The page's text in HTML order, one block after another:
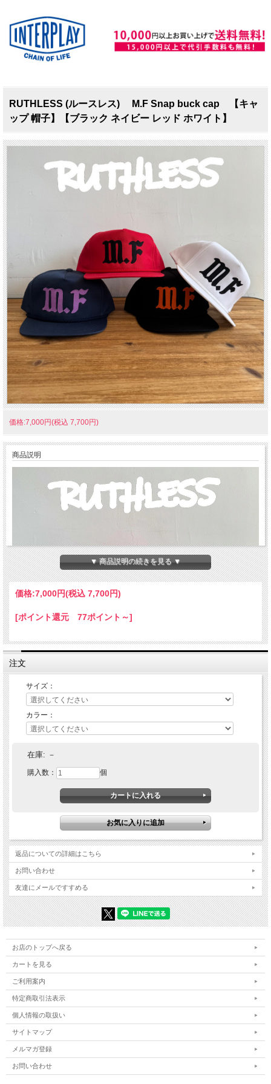
RUTHLESS (ルースレス) M.F Snap buck cap 【キャ
ップ 帽子】【ブラック ネイビー レッド ホワイト】
価格:7,000円(税込 7,700円)
商品説明
RUTHLESS (ルースレス)
M.F Snap buck cap
▼ 商品説明の続きを見る ▼
価格:7,000円(税込 7,700円)
[ポイント還元 77ポイント～]
注文
サイズ：
カラー：
在庫: －
購入数： 個
返品についての詳細はこちら
お問い合わせ
友達にメールですすめる
お店のトップへ戻る
カートを見る
ご利用案内
特定商取引法表示
個人情報の取扱い
サイトマップ
メルマガ登録
お問い合わせ